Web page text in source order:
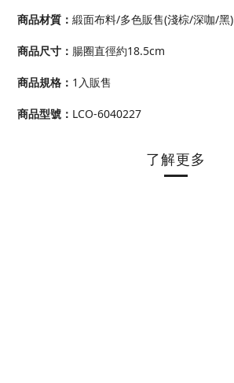
商品材質： 緞面布料/多色販售(淺棕/深咖/黑)
商品尺寸 ： 腸圈直徑約18.5cm
商品規格 ： 1入販售
商品型號 ： LCO-6040227
了解更多